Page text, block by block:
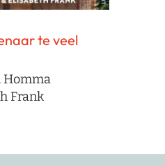
te veel
Homma
Frank